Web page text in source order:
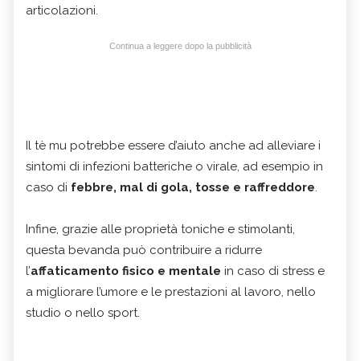
articolazioni.
Continua a leggere dopo la pubblicità
Il tè mu potrebbe essere d’aiuto anche ad alleviare i
sintomi di infezioni batteriche o virale, ad esempio in
caso di febbre, mal di gola, tosse e raffreddore
Infine, grazie alle proprietà toniche e stimolanti,
questa bevanda può contribuire a ridurre
l’affaticamento fisico e mentale in caso di stress e
a migliorare l’umore e le prestazioni al lavoro, nello
studio o nello sport.